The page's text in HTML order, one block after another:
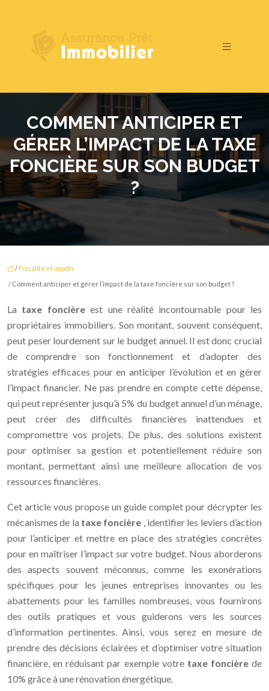
COMMENT ANTICIPER ET
GÉRER L’IMPACT DE LA TAXE
FONCIÈRE SUR SON BUDGET
?
/ Fiscalité et impôts
/ Comment anticiper et gérer l’impact de la taxe foncière sur son budget ?
La taxe foncièreest une réalité incontournable pour les
propriétaires immobiliers. Son montant, souvent conséquent,
peut peser lourdement sur le budget annuel. Il est donc crucial
de comprendre son fonctionnement et d’adopter des
stratégies efficaces pour en anticiper l’évolution et en gérer
l’impact financier. Ne pas prendre en compte cette dépense,
qui peut représenter jusqu’à 5% du budget annuel d’un ménage,
peut créer des difficultés financières inattendues et
compromettre vos projets. De plus, des solutions existent
pour optimiser sa gestion et potentiellement réduire son
montant, permettant ainsi une meilleure allocation de vos
ressources financières.
Cet article vous propose un guide complet pour décrypter les
mécanismes de la taxe foncière , identifier les leviers d’action
pour l’anticiper et mettre en place des stratégies concrètes
pour en maîtriser l’impact sur votre budget. Nous aborderons
des aspects souvent méconnus, comme les exonérations
spécifiques pour les jeunes entreprises innovantes ou les
abattements pour les familles nombreuses, vous fournirons
des outils pratiques et vous guiderons vers les sources
d’information pertinentes. Ainsi, vous serez en mesure de
prendre des décisions éclairées et d’optimiser votre situation
financière, en réduisant par exemple votre taxe foncière de
10% grâce à une rénovation énergétique.